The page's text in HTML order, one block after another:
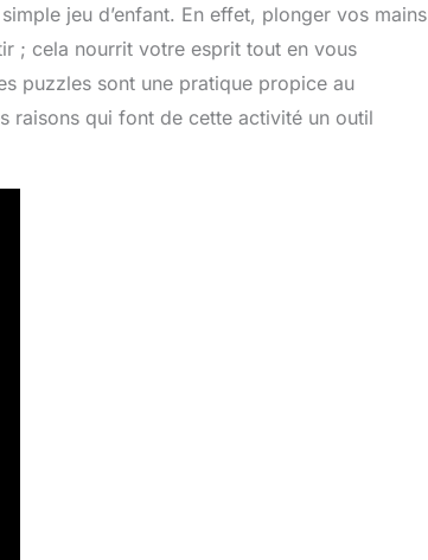
jeu d’enfant. En effet, plonger vos mains
; cela nourrit votre esprit tout en vous
puzzles sont une pratique propice au
raisons qui font de cette activité un outil